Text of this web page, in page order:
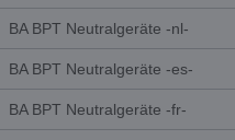
BA BPT Neutralgeräte -nl-
BA BPT Neutralgeräte -es-
BA BPT Neutralgeräte -fr-